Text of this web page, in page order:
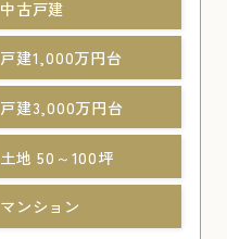
中古戸建
戸建1,000万円台
戸建3,000万円台
土地 50～100坪
マンション